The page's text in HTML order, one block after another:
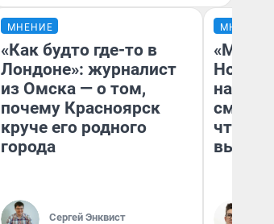
МНЕНИЕ
«Как будто где-то в
Лондоне»: журналист
из Омска — о том,
почему Красноярск
круче его родного
города
Сергей Энквист
МНЕНИЕ
«Мы
чтобы